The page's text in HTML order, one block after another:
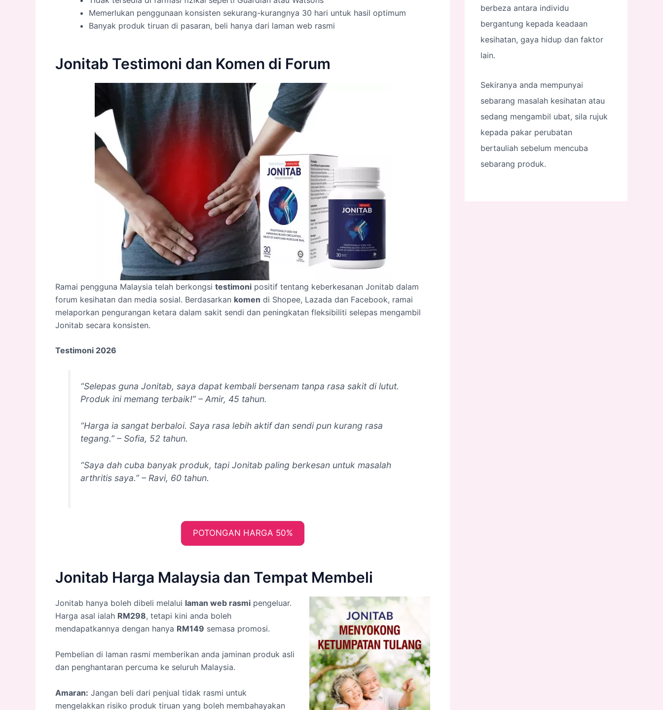
Memerlukan penggunaan konsisten sekurang-kurangnya 30 hari untuk hasil optimum
Banyak produk tiruan di pasaran, beli hanya dari laman web rasmi
Jonitab Testimoni dan Komen di Forum
Ramai pengguna Malaysia telah berkongsi testimoni positif tentang keberkesanan Jonitab dalam
forum kesihatan dan media sosial. Berdasarkan komen di Shopee, Lazada dan Facebook, ramai
melaporkan pengurangan ketara dalam sakit sendi dan peningkatan fleksibiliti selepas mengambil
Jonitab secara konsisten.
Testimoni 2026
“Selepas guna Jonitab, saya dapat kembali bersenam tanpa rasa sakit di lutut.
Produk ini memang terbaik!” – Amir, 45 tahun.
“Harga ia sangat berbaloi. Saya rasa lebih aktif dan sendi pun kurang rasa
tegang.” – Sofia, 52 tahun.
“Saya dah cuba banyak produk, tapi Jonitab paling berkesan untuk masalah
arthritis saya.” – Ravi, 60 tahun.
POTONGAN HARGA 50%
Jonitab Harga Malaysia dan Tempat Membeli
Jonitab hanya boleh dibeli melalui laman web rasmi pengeluar.
Harga asal ialah RM298, tetapi kini anda boleh
mendapatkannya dengan hanya RM149 semasa promosi.
Pembelian di laman rasmi memberikan anda jaminan produk asli
dan penghantaran percuma ke seluruh Malaysia.
Amaran: Jangan beli dari penjual tidak rasmi untuk
mengelakkan risiko produk tiruan yang boleh membahayakan
berbeza antara individu
bergantung kepada keadaan
kesihatan, gaya hidup dan faktor
lain.
Sekiranya anda mempunyai
sebarang masalah kesihatan atau
sedang mengambil ubat, sila rujuk
kepada pakar perubatan
bertauliah sebelum mencuba
sebarang produk.